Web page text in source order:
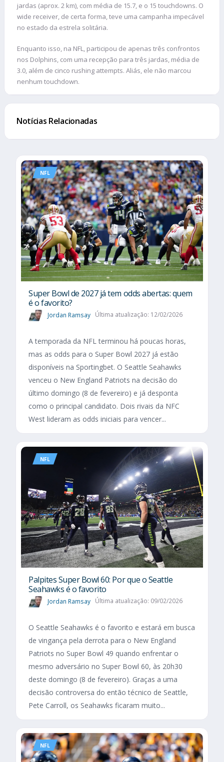
jardas (aprox. 2 km), com média de 15.7, e o 15 touchdowns. O
wide receiver, de certa forma, teve uma campanha impecável
no estado da estrela solitária.
Enquanto isso, na NFL, participou de apenas três confrontos
nos Dolphins, com uma recepção para três jardas, média de
3.0, além de cinco rushing attempts. Aliás, ele não marcou
nenhum touchdown.
Notícias Relacionadas
NFL
Super Bowl de 2027 já tem odds abertas: quem
é o favorito?
Jordan Ramsay Última atualização: 12/02/2026
A temporada da NFL terminou há poucas horas,
mas as odds para o Super Bowl 2027 já estão
disponíveis na Sportingbet. O Seattle Seahawks
venceu o New England Patriots na decisão do
último domingo (8 de fevereiro) e já desponta
como o principal candidato. Dois rivais da NFC
West lideram as odds iniciais para vencer...
NFL
Palpites Super Bowl 60: Por que o Seattle
Seahawks é o favorito
Jordan Ramsay Última atualização: 09/02/2026
O Seattle Seahawks é o favorito e estará em busca
de vingança pela derrota para o New England
Patriots no Super Bowl 49 quando enfrentar o
mesmo adversário no Super Bowl 60, às 20h30
deste domingo (8 de fevereiro). Graças a uma
decisão controversa do então técnico de Seattle,
Pete Carroll, os Seahawks ficaram muito...
NFL